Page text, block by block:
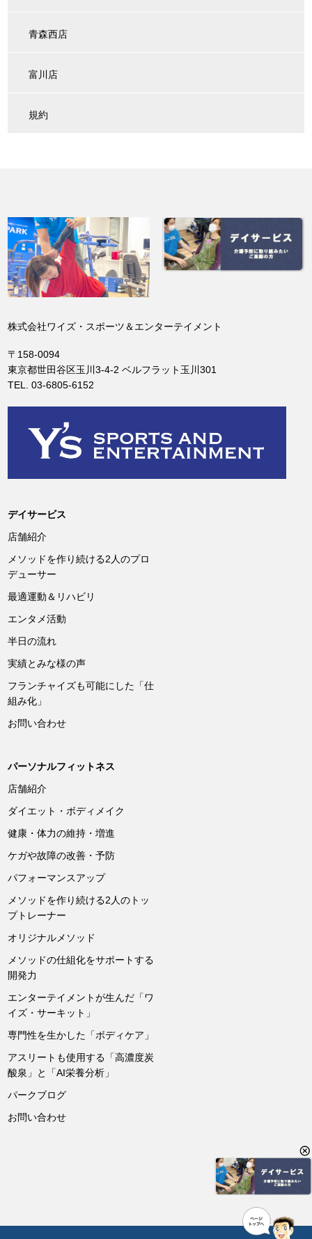
青森西店
富川店
規約
株式会社ワイズ・スポーツ＆エンターテイメント
〒158-0094
東京都世田谷区玉川3-4-2 ベルフラット玉川301
TEL. 03-6805-6152
デイサービス
店舗紹介
メソッドを作り続ける2人のプロ
デューサー
最適運動＆リハビリ
エンタメ活動
半日の流れ
実績とみな様の声
フランチャイズも可能にした「仕
組み化」
お問い合わせ
パーソナルフィットネス
店舗紹介
ダイエット・ボディメイク
健康・体力の維持・増進
ケガや故障の改善・予防
パフォーマンスアップ
メソッドを作り続ける2人のトッ
プトレーナー
オリジナルメソッド
メソッドの仕組化をサポートする
開発力
エンターテイメントが生んだ「ワ
イズ・サーキット」
専門性を生かした「ボディケア」
アスリートも使用する「高濃度炭
酸泉」と「AI栄養分析」
パークブログ
お問い合わせ